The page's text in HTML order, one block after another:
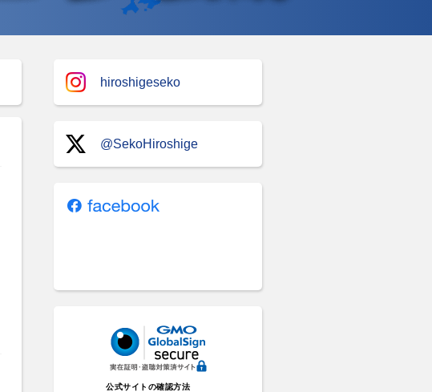
hiroshigeseko
@SekoHiroshige
公式サイトの確認方法